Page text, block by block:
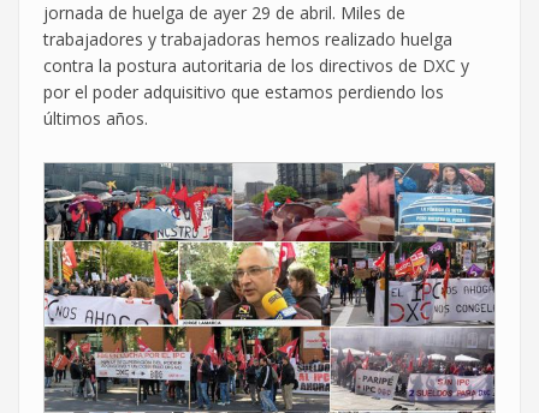
jornada de huelga de ayer 29 de abril. Miles de
trabajadores y trabajadoras hemos realizado huelga
contra la postura autoritaria de los directivos de DXC y
por el poder adquisitivo que estamos perdiendo los
últimos años.